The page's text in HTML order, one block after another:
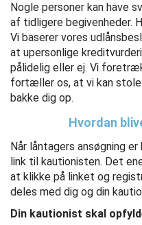
Nogle personer kan have
af tidligere begivenheder.
Vi baserer vores
at upersonlige
pålidelig eller ej. Vi
fortæller os, at vi kan
bakke dig op.
Hvordan
Når låntagers ansøgning
link til kautionisten. Det
at klikke på linket og
deles med dig og din
Din kautionist skal